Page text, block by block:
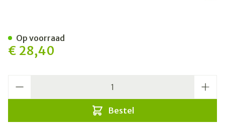
€ 28,40
Bestel
Op voorraad